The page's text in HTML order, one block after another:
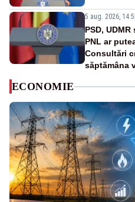
5 aug. 2026,
PSD,
PNL ar
Consultări
săptămâna
ECONOMIE